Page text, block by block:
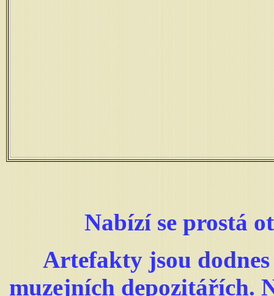
Nabízí se prostá
Artefakty jsou
muzejních depozitářích.